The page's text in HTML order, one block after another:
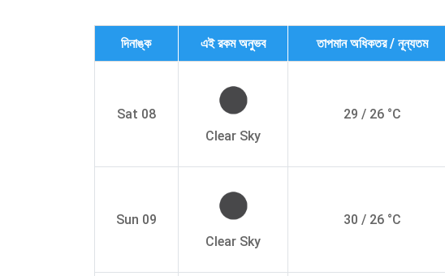
দিনাঙ্ক এই রকম অনুভব তাপমান অধিকতর / নূন্যতম
Sat 08
Clear Sky
29 / 26 °C
Sun 09
Clear Sky
30 / 26 °C